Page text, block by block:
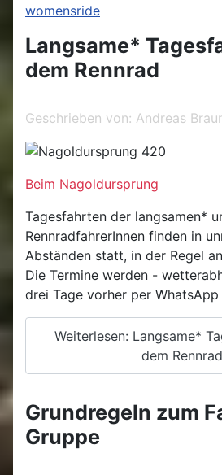
womensride
Langsame*
dem Rennrad
Geschrieben von: Andreas
Beim Nagoldursprung
Tagesfahrten der langsamen*
RennradfahrerInnen finden in
Abständen statt, in der Regel
Die Termine werden -
drei Tage vorher per
Weiterlesen: Langsame*
dem Rennrad
Grundregeln zum
Gruppe